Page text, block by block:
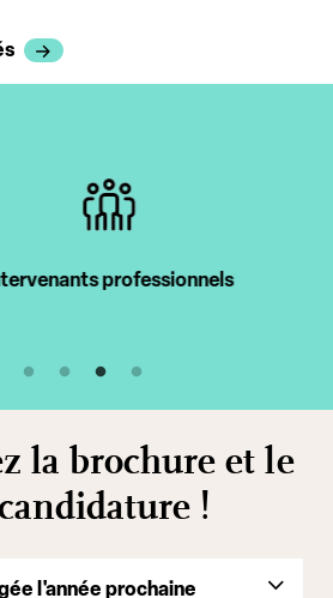
professionnels
la brochure et le
!